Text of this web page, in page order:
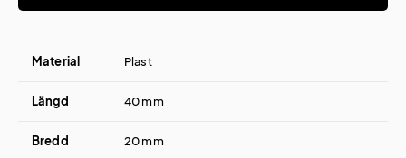
Material Plast
Längd 40 mm
Bredd 20 mm